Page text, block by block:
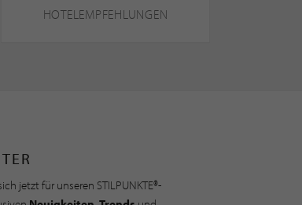
HOTELEMPFEHLUNGEN
jetzt für unseren STILPUNKTE®-